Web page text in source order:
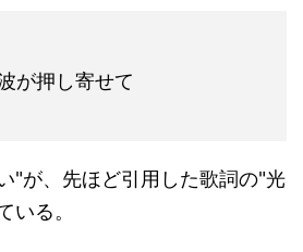
が押し寄せて
"が、先ほど引用した歌詞の"光
いる。